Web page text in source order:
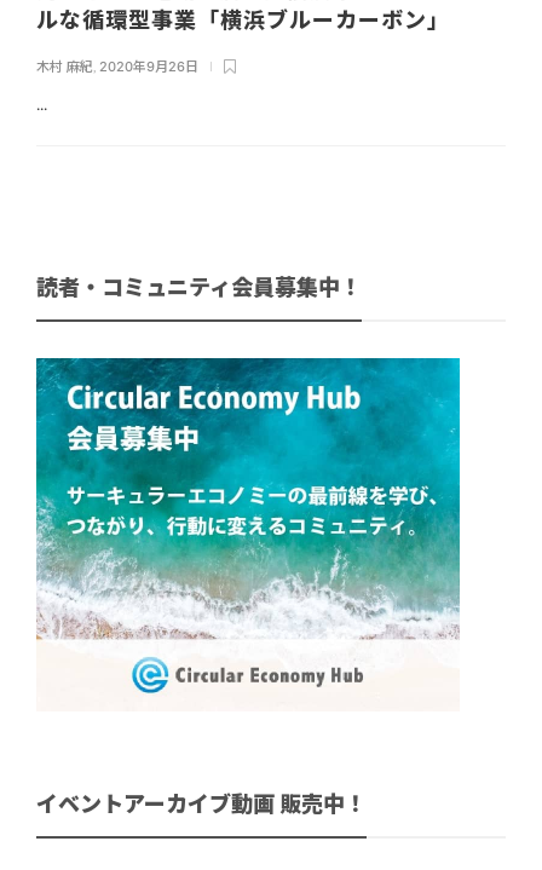
ルな循環型事業「横浜ブルーカーボン」
木村 麻紀 2020年9月26日
...
読者・コミュニティ会員募集中！
イベントアーカイブ動画 販売中！